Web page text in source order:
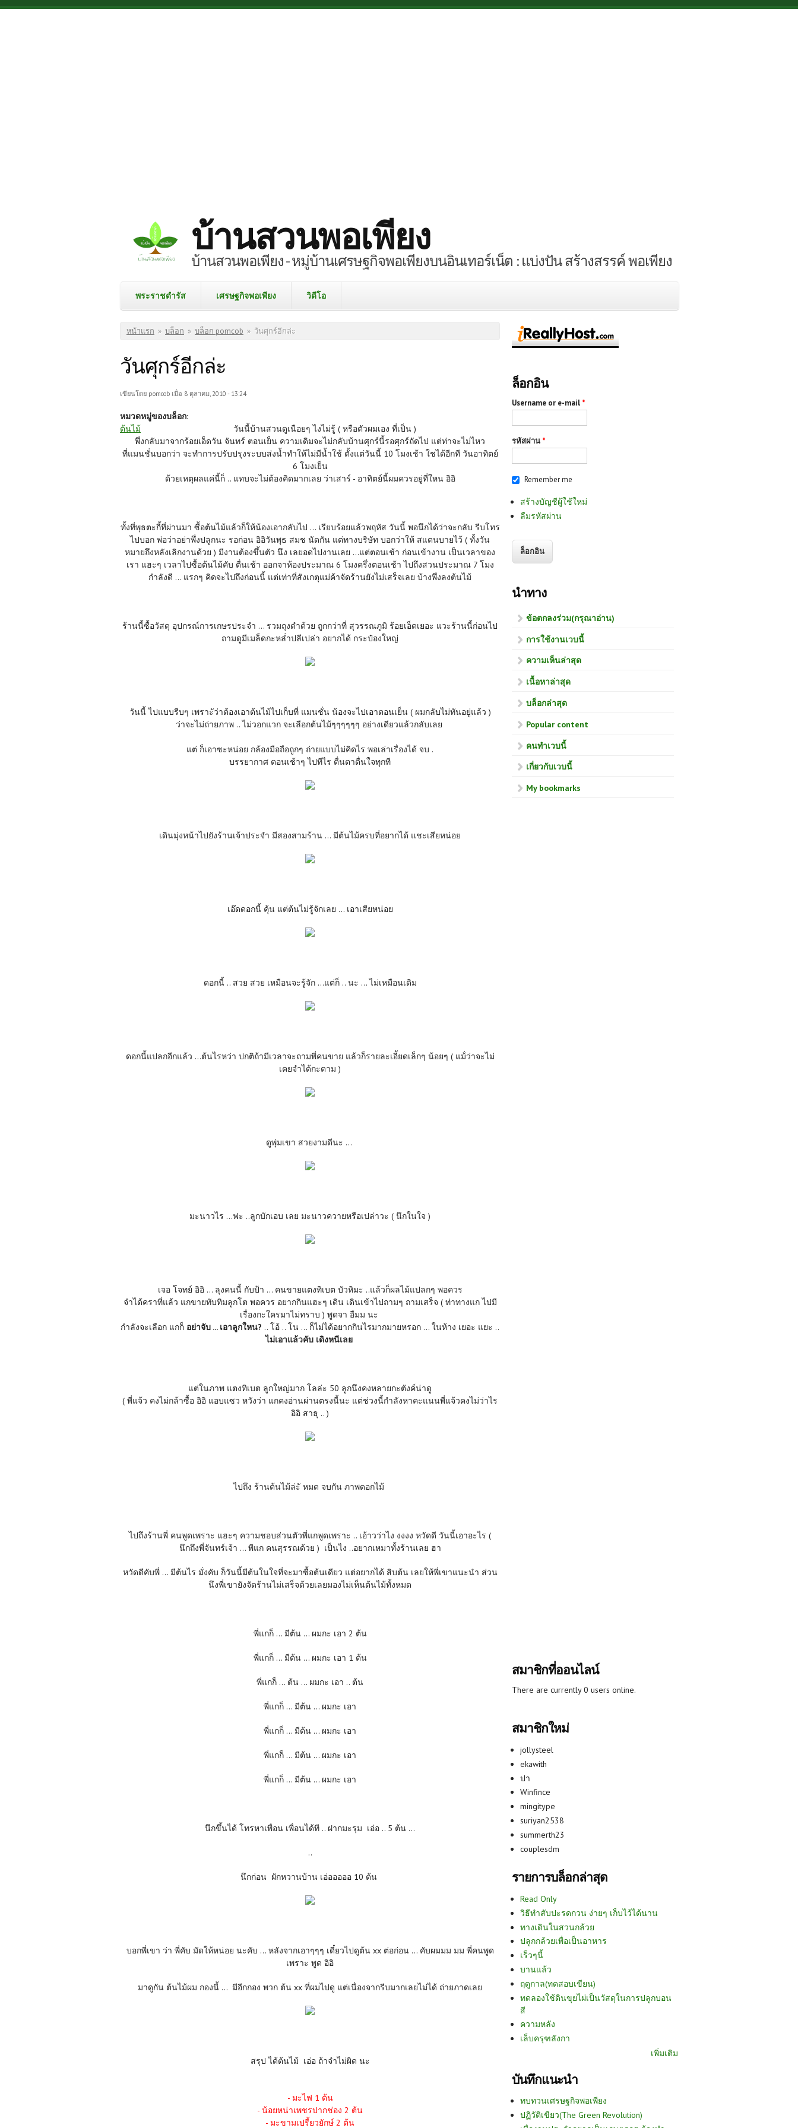
Skip to main content
บ้านสวนพอเพียง
บ้านสวนพอเพียง - หมู่บ้านเศรษฐกิจพอเพียงบนอินเทอร์เน็ต : แบ่งปัน สร้างสรรค์ พอเพียง
พระราชดำรัส เศรษฐกิจพอเพียง วิดีโอ
คุณอยู่ที่นี่
หน้าแรก » บล็อก » บล็อก pomcob » วันศุกร์อีกล่ะ
วันศุกร์อีกล่ะ
เขียนโดย pomcob เมื่อ 8 ตุลาคม, 2010 - 13:24
หมวดหมู่ของบล็อก:
ต้นไม้
วันนี้บ้านสวนดูเนือยๆ ไงไม่รู้ ( หรือตัวผมเอง ที่เป็น )
พึ่งกลับมาจากร้อยเอ็ดวัน จันทร์ ตอนเย็น ความเดิมจะไม่กลับบ้านศุกร์นี้รอศุกร์ถัดไป แต่ท่าจะไม่ไหว
ที่แมนชั่นบอกว่า จะทำการปรับปรุงระบบส่งน้ำทำให้ไม่มีน้ำใช้ ตั้งแต่วันนี้ 10 โมงเช้า ใชได้อีกที วันอาทิตย์
6 โมงเย็น
ด้วยเหตุผลแค่นี้ก็ .. แทบจะไม่ต้องคิดมากเลย ว่าเสาร์ - อาทิตย์นี้ผมควรอยู่ที่ใหน อิอิ
ทั้งที่พุธตะกี้ที่ผ่านมา ซื้อต้นไม้แล้วก็ให้น้องเอากลับไป ... เรียบร้อยแล้วพฤหัส วันนี้ พอนึกได้ว่าจะกลับ รีบโทร
ไปบอก พ่อว่าอย่าพึ่งปลูกนะ รอก่อน อิอิวันพุธ สมช นัดกัน แต่ทางบริษัท บอกว่าให้ สแตนบายไว้ ( ทั้งวัน
หมายถึงหลังเลิกงานด้วย ) มีงานต้องขึ้นตัว นึง เลยอดไปงานเลย ...แต่ตอนเช้า ก่อนเข้างาน เป็นเวลาของ
เรา แฮะๆ เวลาไปซื้อต้นไม้คับ ตื่นเช้า ออกจาห้องประมาณ 6 โมงครึ่งตอนเช้า ไปถึงสวนประมาณ 7 โมง
กำลังดี ... แรกๆ คิดจะไปถึงก่อนนี้ แต่เท่าที่สังเกตุแม่ค้าจัดร้านยังไม่เสร็จเลย บ้างพึ่งลงต้นไม้
ร้านนี้ซื้อวัสดุ อุปกรณ์การเกษรประจำ ... รวมถุงดำด้วย ถูกกว่าที่ สุวรรณภูมิ ร้อยเอ็ดเยอะ แวะร้านนี้ก่อนไป
ถามดูมีเมล็ดกะหล่ำปลีเปล่า อยากได้ กระป๋องใหญ่
วันนี้ ไปแบบรีบๆ เพราะัว่าต้องเอาต้นไม้ไปเก็บที่ แมนชั่น น้องจะไปเอาตอนเย็น ( ผมกลับไม่ทันอยู่แล้ว )
ว่าจะไม่ถ่ายภาพ .. ไม่วอกแวก จะเลือกต้นไม้ๆๆๆๆๆๆ อย่างเดียวแล้วกลับเลย
แต่ ก็เอาซะหน่อย กล้องมือถือถูกๆ ถ่ายแบบไม่คิดไร พอเล่าเรื่องได้ จบ .
บรรยากาศ ตอนเช้าๆ ไปทีไร ตื่นตาตื่นใจทุกที
เดินมุ่งหน้าไปยังร้านเจ้าประจำ มีสองสามร้าน ... มีต้นไม้ครบที่อยากได้ แชะเสียหน่อย
เอ๊ดดอกนี้ คุ้น แต่ต้นไม่รู้จักเลย ... เอาเสียหน่อย
ดอกนี้ .. สวย สวย เหมือนจะรู้จัก ...แต่ก็ .. นะ ... ไม่เหมือนเดิม
ดอกนี้แปลกอีกแล้ว ...ต้นไรหว่า ปกติถ้ามีเวลาจะถามพี่คนขาย แล้วก็รายละเอีัยดเล็กๆ น้อยๆ ( แม้่ว่าจะไม่
เคยจำได้กะตาม )
ดูพุ่มเขา สวยงามดีนะ ...
มะนาวไร ...ฟะ ..ลูกบักเอบ เลย มะนาวควายหรือเปล่าวะ ( นึกในใจ )
เจอ โจทย์ อิอิ ... ลุงคนนี้ กับป้า ... คนขายแตงทิเบต บัวหิมะ ..แล้วก็ผลไม้แปลกๆ พอควร
จำได้คราที่แล้ว แกขายทับทิมลูกโต พอควร อยากกินแฮะๆ เดิน เดินเข้าไปถามๆ ถามเสร็จ ( ท่าทางแก ไปมี
เรื่องกะใครมาไม่ทราบ ) พูดจา อืมม นะ
กำลังจะเลือก แกก็ อย่าจับ ... เอาลูกใหน? .. โอ้ .. โน ... ก็ไม่ได้อยากกินไรมากมายหรอก ... ในห้าง เยอะ แยะ ..
ไม่เอาแล้วคับ เดิงหนีเลย
แต่ในภาพ แตงทิเบต ลูกใหญ่มาก โลล่ะ 50 ลูกนึงคงหลายกะตังค์น่าดู
( พี่แจ้ว คงไม่กล้าซื้อ อิอิ แอบแซว หวังว่า แกคงอ่านผ่านตรงนี้นะ แต่ช่วงนี้กำลังหาคะแนนพี่แจ้วคงไม่ว่าไร
อิอิ สาธุ .. )
ไปถึง ร้านต้นไม้ล่ะั หมด จบกัน ภาพดอกไม้
ไปถึงร้านพี่ คนพูดเพราะ แฮะๆ ความชอบส่วนตัวพี่แกพูดเพราะ .. เอ้าวว่าไง งงงง หวัดดี วันนี้เอาอะไร (
นึกถึงพี่จันทร์เจ้า ... พีแก คนสุรรณด้วย ) เป็นไง ..อยากเหมาทั้งร้านเลย ฮา
หวัดดีคับพี่ ... มีต้นไร มั่งคับ ก็วันนี้มีต้นในใจที่จะมาซื้อต้นเดียว แต่อยากได้ สิบต้น เลยให้พี่เขาแนะนำ ส่วน
นึงพี่เขายังจัดร้านไม่เสร็จด้วยเลยมองไม่เห็นต้นไม้ทั้งหมด
พี่แกก็ ... มีต้น ... ผมกะ เอา 2 ต้น
พี่แกก็ ... มีต้น ... ผมกะ เอา 1 ต้น
พี่แกก็ ... ต้น ... ผมกะ เอา .. ต้น
พี่แกก็ ... มีต้น ... ผมกะ เอา
พี่แกก็ ... มีต้น ... ผมกะ เอา
พี่แกก็ ... มีต้น ... ผมกะ เอา
พี่แกก็ ... มีต้น ... ผมกะ เอา
นึกขึ้นได้ โทรหาเพื่อน เพื่อนได้ที .. ฝากมะรุม เอ่อ .. 5 ต้น ...
..
นึกก่อน ผักหวานบ้าน เอ่อออออ 10 ต้น
บอกพี่เขา ว่า พี่คับ มัดให้หน่อย นะคับ ... หลังจากเอาๆๆๆ เดี๋ยวไปดูต้น xx ต่อก่อน ... คับผมมม มม พี่คนพูด
เพราะ พูด อิอิ
มาดูกัน ต้นไม้ผม กองนี้ ... มีอีกกอง พวก ต้น xx ที่ผมไปดู แต่เนื่องจากรีบมากเลยไม่ได้ ถ่ายภาดเลย
สรุป ได้ต้นไม้ เอ่อ ถ้าจำไม่ผิด นะ
- มะไฟ 1 ต้น
- น้อยหน่าเพชรปากช่อง 2 ต้น
- มะขามเปรี้ยวยักษ์ 2 ต้น
ล็อกอิน
Username or e-mail *
รหัสผ่าน *
Remember me
สร้างบัญชีผู้ใช้ใหม่
ลืมรหัสผ่าน
นำทาง
ข้อตกลงร่วม(กรุณาอ่าน)
การใช้งานเวบนี้
ความเห็นล่าสุด
เนื้อหาล่าสุด
บล็อกล่าสุด
Popular content
คนทำเวบนี้
เกี่ยวกับเวบนี้
My bookmarks
สมาชิกที่ออนไลน์
There are currently 0 users online.
สมาชิกใหม่
jollysteel
ekawith
ปา
Winfince
mingitype
suriyan2538
summerth23
couplesdm
รายการบล็อกล่าสุด
Read Only
วิธีทำสับปะรดกวน ง่ายๆ เก็บไว้ได้นาน
ทางเดินในสวนกล้วย
ปลูกกล้วยเพื่อเป็นอาหาร
เร็วๆนี้
บานแล้ว
ฤดูกาล(ทดสอบเขียน)
ทดลองใช้ดินขุยไผ่เป็นวัสดุในการปลูกบอน
สี
ความหลัง
เล็บครุฑลังกา
เพิ่มเติม
บันทึกแนะนำ
ทบทวนเศรษฐกิจพอเพียง
ปฏิวัติเขียว(The Green Revolution)